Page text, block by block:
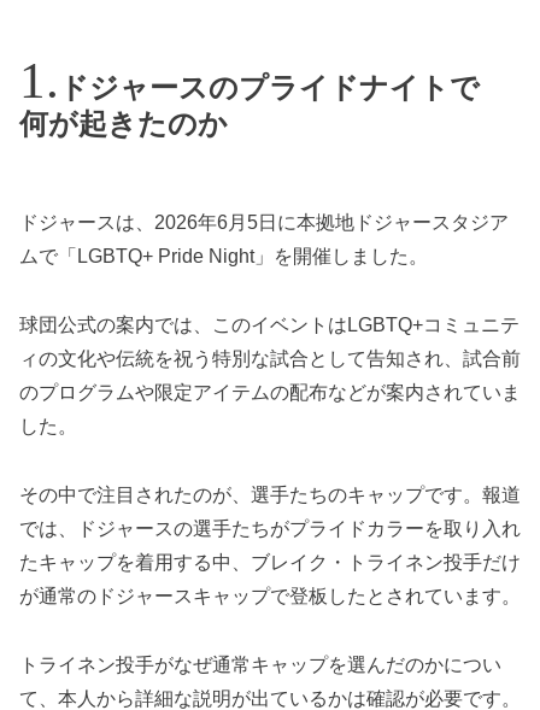
ドジャースのプライドナイトで
何が起きたのか
ドジャースは、2026年6月5日に本拠地ドジャースタジア
ムで「LGBTQ+ Pride Night」を開催しました。
球団公式の案内では、このイベントはLGBTQ+コミュニテ
ィの文化や伝統を祝う特別な試合として告知され、試合前
のプログラムや限定アイテムの配布などが案内されていま
した。
その中で注目されたのが、選手たちのキャップです。報道
では、ドジャースの選手たちがプライドカラーを取り入れ
たキャップを着用する中、ブレイク・トライネン投手だけ
が通常のドジャースキャップで登板したとされています。
トライネン投手がなぜ通常キャップを選んだのかについ
て、本人から詳細な説明が出ているかは確認が必要です。